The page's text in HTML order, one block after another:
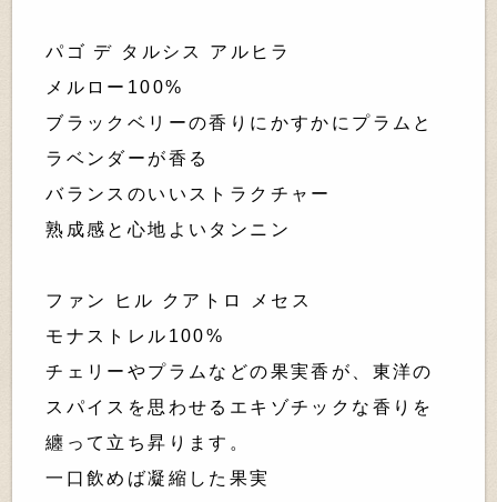
パゴ デ タルシス アルヒラ
メルロー100%
ブラックベリーの香りにかすかにプラムと
ラベンダーが香る
バランスのいいストラクチャー
熟成感と心地よいタンニン
ファン ヒル クアトロ メセス
モナストレル100%
チェリーやプラムなどの果実香が、東洋の
スパイスを思わせるエキゾチックな香りを
纏って立ち昇ります。
一口飲めば凝縮した果実